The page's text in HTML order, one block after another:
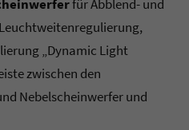
für Abblend- und
„Dynamic Light
zwischen den
Nebelscheinwerfer und